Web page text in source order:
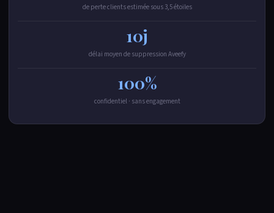
de perte clients estimée sous 3,5 étoiles
10j
délai moyen de suppression Aveefy
100%
confidentiel · sans engagement